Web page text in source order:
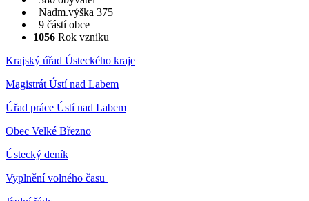
Nadm.výška 375
9 částí obce
1056 Rok vzniku
Krajský úřad Ústeckého kraje
Magistrát Ústí nad Labem
Úřad práce Ústí nad Labem
Obec Velké Březno
Ústecký deník
Vyplnění volného času